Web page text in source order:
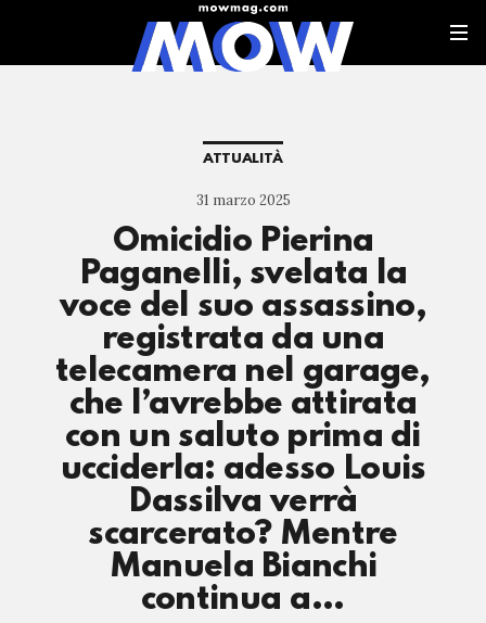
ATTUALITÀ
31 marzo 2025
Omicidio Pierina
Paganelli, svelata la
voce del suo assassino,
registrata da una
telecamera nel garage,
che l’avrebbe attirata
con un saluto prima di
ucciderla: adesso Louis
Dassilva verrà
scarcerato? Mentre
Manuela Bianchi
continua a…